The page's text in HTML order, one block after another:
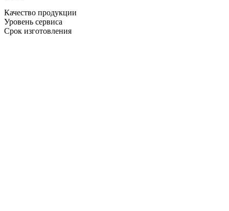
Качество продукции
Уровень сервиса
Срок изготовления